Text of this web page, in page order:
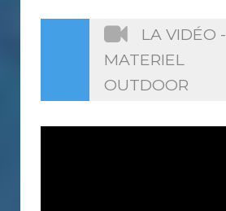
LA VIDÉO -
MATERIEL
OUTDOOR